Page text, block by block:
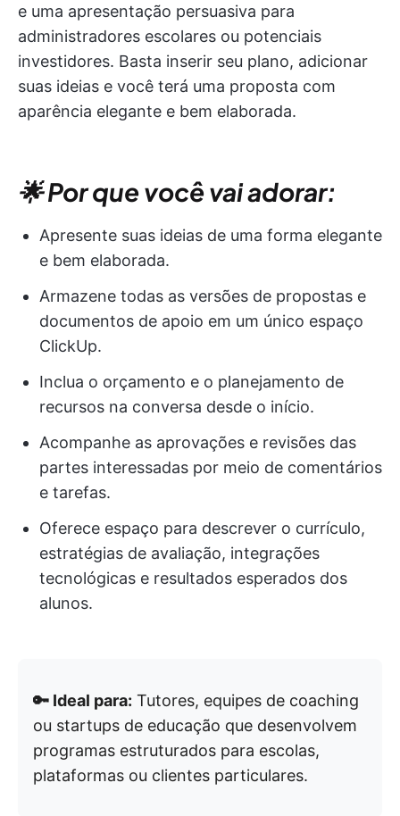
e uma apresentação persuasiva para
administradores escolares ou potenciais
investidores. Basta inserir seu plano, adicionar
suas ideias e você terá uma proposta com
aparência elegante e bem elaborada.
🌟 Por que você vai adorar:
Apresente suas ideias de uma forma elegante
e bem elaborada.
Armazene todas as versões de propostas e
documentos de apoio em um único espaço
ClickUp.
Inclua o orçamento e o planejamento de
recursos na conversa desde o início.
Acompanhe as aprovações e revisões das
partes interessadas por meio de comentários
e tarefas.
Oferece espaço para descrever o currículo,
estratégias de avaliação, integrações
tecnológicas e resultados esperados dos
alunos.
🔑 Ideal para: Tutores, equipes de coaching
ou startups de educação que desenvolvem
programas estruturados para escolas,
plataformas ou clientes particulares.